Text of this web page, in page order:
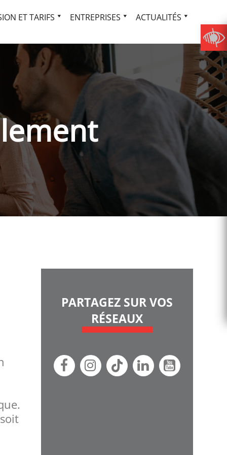
ET TARIFS ENTREPRISES ACTUALITÉS
PARTAGEZ SUR VOS
RÉSEAUX